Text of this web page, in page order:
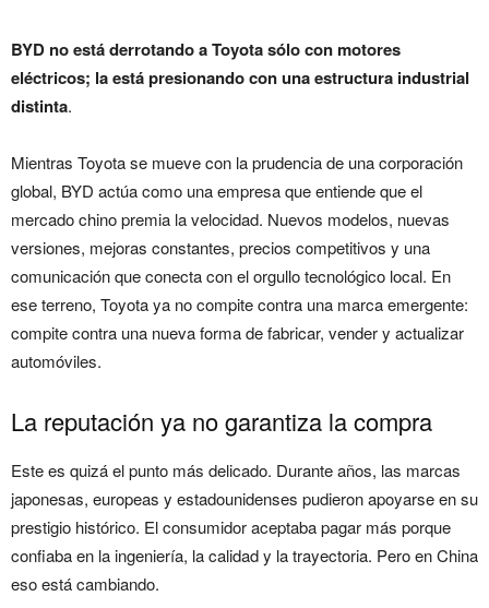
BYD no está derrotando a Toyota sólo con motores
eléctricos; la está presionando con una estructura industrial
distinta.
Mientras Toyota se mueve con la prudencia de una corporación
global, BYD actúa como una empresa que entiende que el
mercado chino premia la velocidad. Nuevos modelos, nuevas
versiones, mejoras constantes, precios competitivos y una
comunicación que conecta con el orgullo tecnológico local. En
ese terreno, Toyota ya no compite contra una marca emergente:
compite contra una nueva forma de fabricar, vender y actualizar
automóviles.
La reputación ya no garantiza la compra
Este es quizá el punto más delicado. Durante años, las marcas
japonesas, europeas y estadounidenses pudieron apoyarse en su
prestigio histórico. El consumidor aceptaba pagar más porque
confiaba en la ingeniería, la calidad y la trayectoria. Pero en China
eso está cambiando.